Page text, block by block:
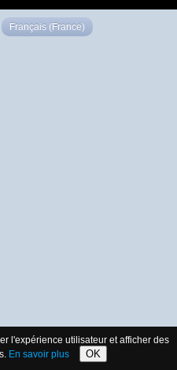
Français (France)
l'expérience utilisateur et afficher des
En savoir plus OK